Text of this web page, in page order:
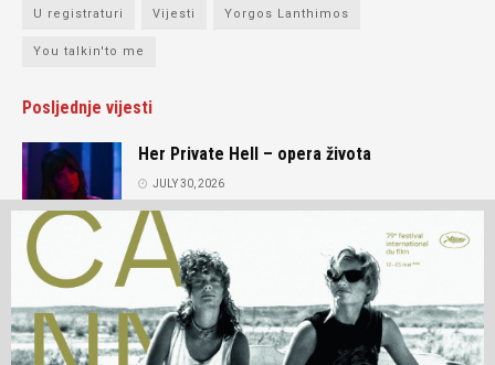
U registraturi Vijesti Yorgos Lanthimos
You talkin'to me
Posljednje vijesti
Her Private Hell – opera života
JULY 30, 2026
Intervju: Andrey Zvyagintsev
JULY 15, 2026